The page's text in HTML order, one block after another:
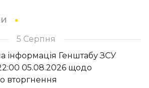
5 Серпня
інформація Генштабу ЗСУ
05.08.2026 щодо
вторгнення